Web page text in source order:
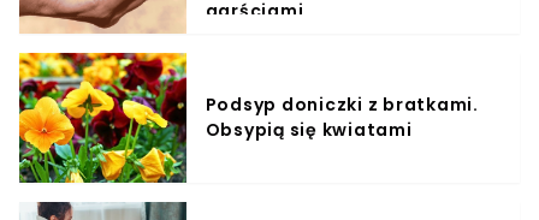
garściami
Podsyp doniczki z bratkami.
Obsypią się kwiatami